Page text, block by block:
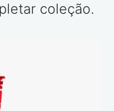
coleção.